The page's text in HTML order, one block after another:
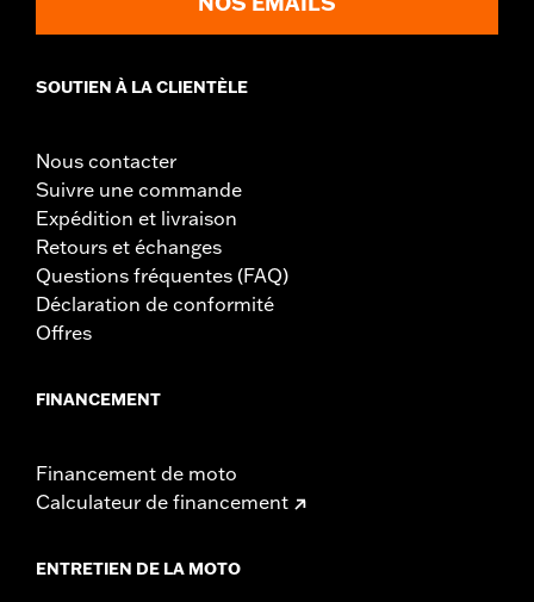
Poignées droite et gauche
SOUTIEN À LA CLIENTÈLE
Nous contacter
Suivre une commande
Expédition et livraison
Retours et échanges
Questions fréquentes (FAQ)
Déclaration de conformité
Offres
FINANCEMENT
Financement de moto
Calculateur de financement
ENTRETIEN DE LA MOTO